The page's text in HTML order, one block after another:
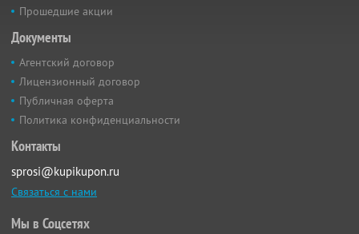
Прошедшие акции
Документы
Агентский договор
Лицензионный договор
Публичная оферта
Политика конфиденциальности
Контакты
sprosi@kupikupon.ru
Связаться с нами
Мы в Соцсетях